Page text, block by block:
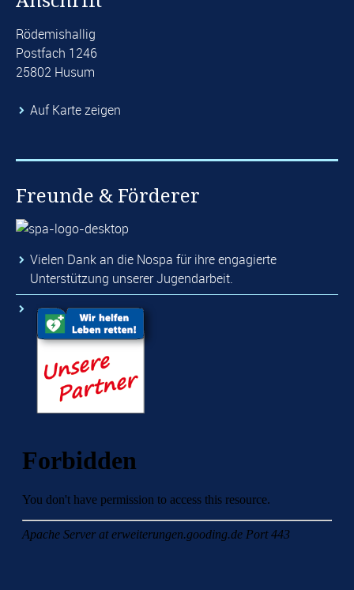
Rödemishallig
Postfach 1246
25802 Husum
Auf Karte zeigen
Freunde & Förderer
Vielen Dank an die Nospa für ihre engagierte
Unterstützung unserer Jugendarbeit.